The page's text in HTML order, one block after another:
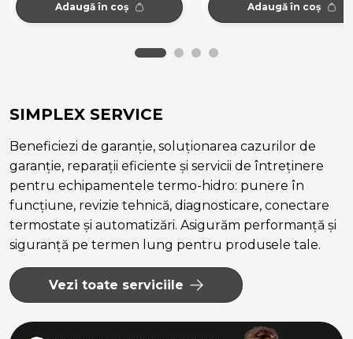
Adaugă în coș Adaugă în coș
SIMPLEX SERVICE
Beneficiezi de garanție, soluționarea cazurilor de
garanție, reparații eficiente și servicii de întreținere
pentru echipamentele termo-hidro: punere în
funcțiune, revizie tehnică, diagnosticare, conectare
termostate și automatizări. Asigurăm performanță și
siguranță pe termen lung pentru produsele tale.
Vezi toate serviciile